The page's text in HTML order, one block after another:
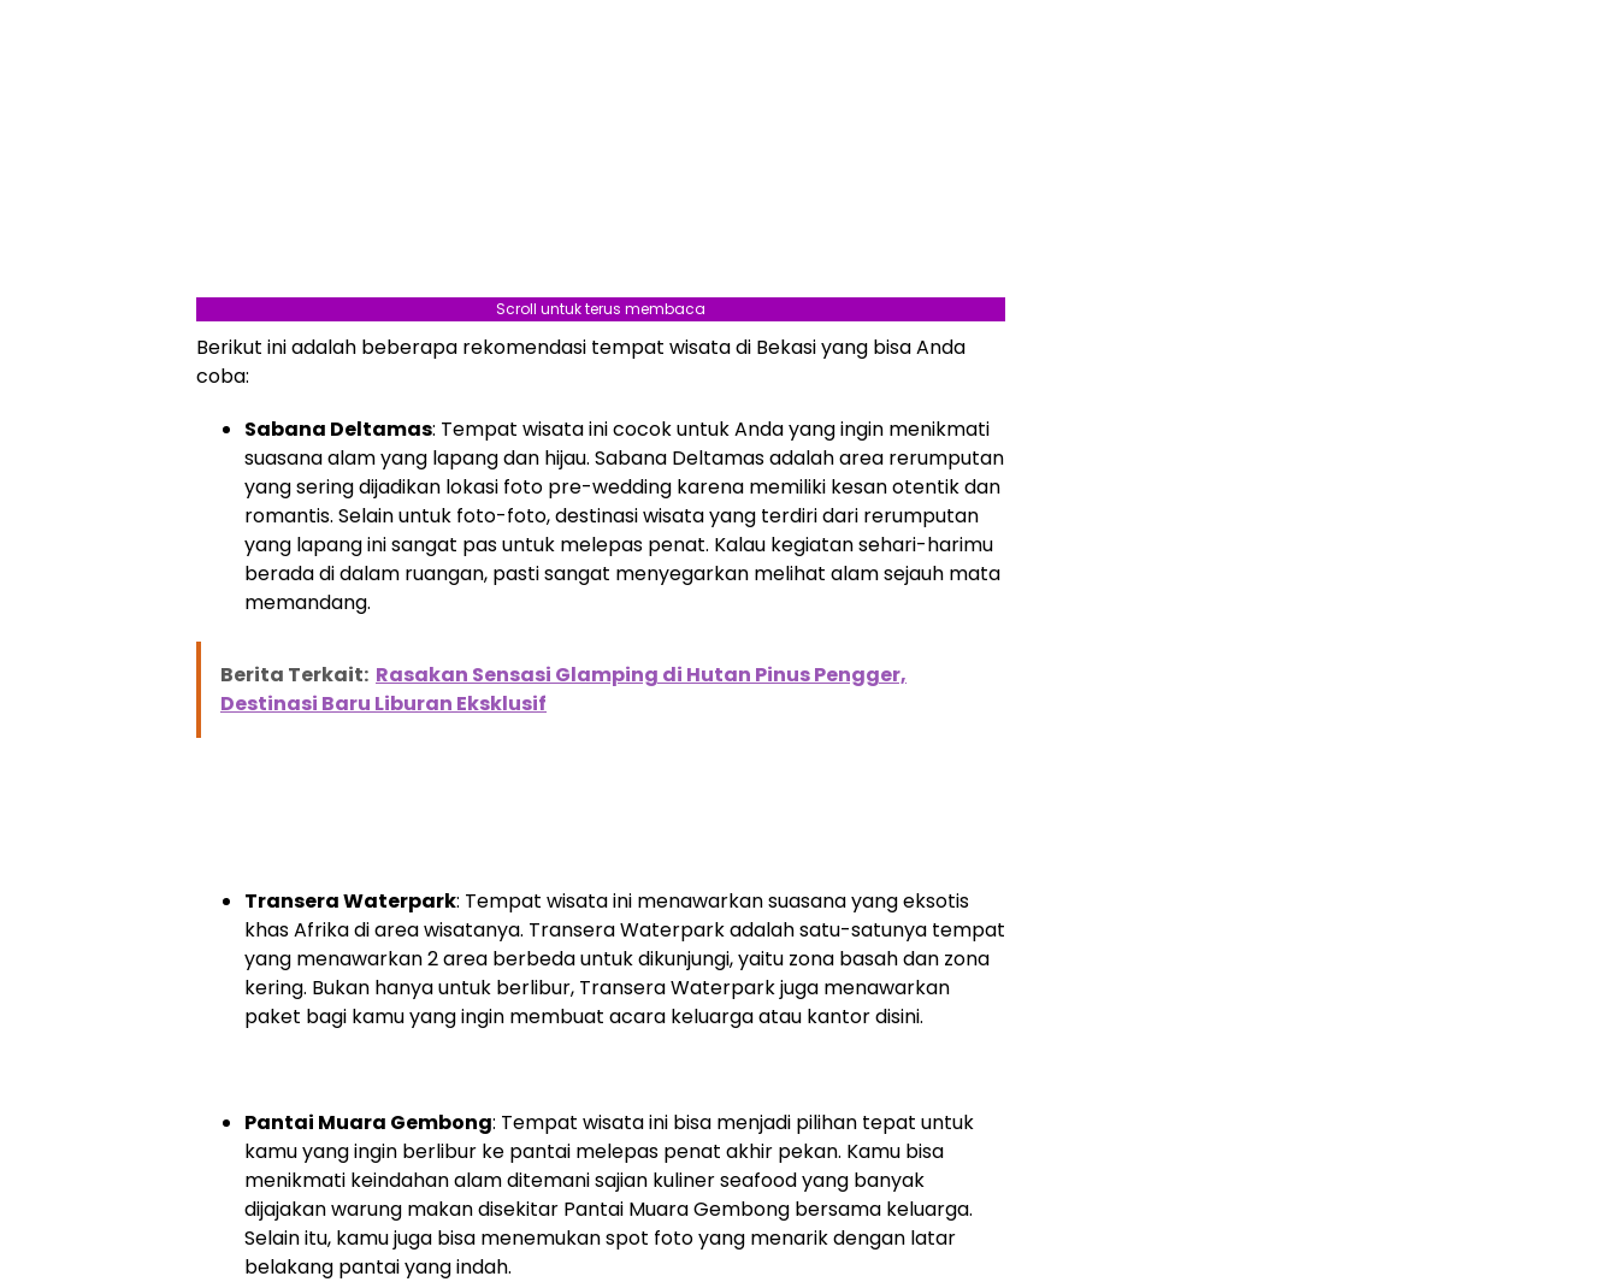
Scroll untuk terus membaca
Berikut ini adalah beberapa rekomendasi tempat wisata di Bekasi yang bisa Anda
coba:
Sabana Deltamas: Tempat wisata ini cocok untuk Anda yang ingin menikmati
suasana alam yang lapang dan hijau. Sabana Deltamas adalah area rerumputan
yang sering dijadikan lokasi foto pre-wedding karena memiliki kesan otentik dan
romantis. Selain untuk foto-foto, destinasi wisata yang terdiri dari rerumputan
yang lapang ini sangat pas untuk melepas penat. Kalau kegiatan sehari-harimu
berada di dalam ruangan, pasti sangat menyegarkan melihat alam sejauh mata
memandang.
Berita Terkait: Rasakan Sensasi Glamping di Hutan Pinus Pengger,
Destinasi Baru Liburan Eksklusif
Transera Waterpark: Tempat wisata ini menawarkan suasana yang eksotis
khas Afrika di area wisatanya. Transera Waterpark adalah satu-satunya tempat
yang menawarkan 2 area berbeda untuk dikunjungi, yaitu zona basah dan zona
kering. Bukan hanya untuk berlibur, Transera Waterpark juga menawarkan
paket bagi kamu yang ingin membuat acara keluarga atau kantor disini.
Pantai Muara Gembong: Tempat wisata ini bisa menjadi pilihan tepat untuk
kamu yang ingin berlibur ke pantai melepas penat akhir pekan. Kamu bisa
menikmati keindahan alam ditemani sajian kuliner seafood yang banyak
dijajakan warung makan disekitar Pantai Muara Gembong bersama keluarga.
Selain itu, kamu juga bisa menemukan spot foto yang menarik dengan latar
belakang pantai yang indah.